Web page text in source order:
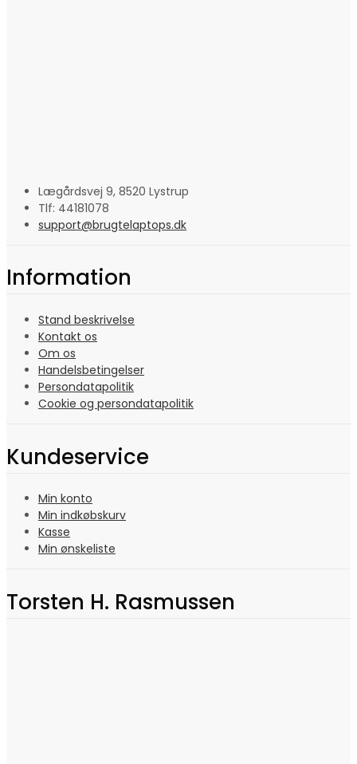
Lægårdsvej 9, 8520 Lystrup
Tlf: 44181078
support@brugtelaptops.dk
Information
Stand beskrivelse
Kontakt os
Om os
Handelsbetingelser
Persondatapolitik
Cookie og persondatapolitik
Kundeservice
Min konto
Min indkøbskurv
Kasse
Min ønskeliste
Torsten H. Rasmussen